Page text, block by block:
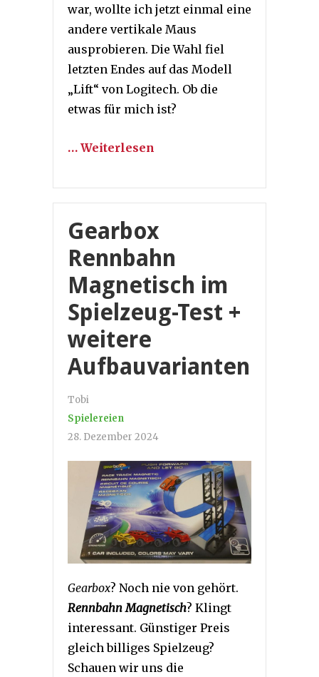
war, wollte ich jetzt einmal eine
andere vertikale Maus
ausprobieren. Die Wahl fiel
letzten Endes auf das Modell
„Lift“ von Logitech. Ob die
etwas für mich ist?
… Weiterlesen
Gearbox
Rennbahn
Magnetisch im
Spielzeug-Test +
weitere
Aufbauvarianten
Tobi
Spielereien
28. Dezember 2024
Gearbox? Noch nie von gehört.
Rennbahn Magnetisch? Klingt
interessant. Günstiger Preis
gleich billiges Spielzeug?
Schauen wir uns die